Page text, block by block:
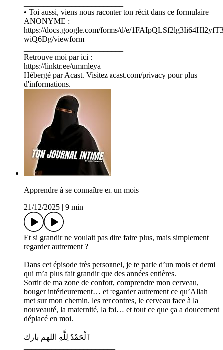
• Toi aussi, viens nous raconter ton récit dans ce formulaire
ANONYME :
https://docs.google.com/forms/d/e/
wiQ6Dg/viewform
Retrouve moi par ici :
https://linktr.ee/ummleya
Hébergé par Acast. Visitez acast.com/privacy pour plus
d'informations.
Apprendre à se connaître en un mois
21/12/2025
9 min
Et si grandir ne voulait pas dire faire plus, mais simplement
regarder autrement ?
Dans cet épisode très personnel, je te parle d’un mois et demi
qui m’a plus fait grandir que des années entières.
Sortir de ma zone de confort, comprendre mon cerveau,
bouger intérieurement… et regarder autrement ce qu’Allah
met sur mon chemin. les rencontres, le cerveau face à la
nouveauté, la maternité, la foi… et tout ce que ça a doucement
déplacé en moi.
ٱلْحَمْدُ لِلَّٰهِ اللهم بارك